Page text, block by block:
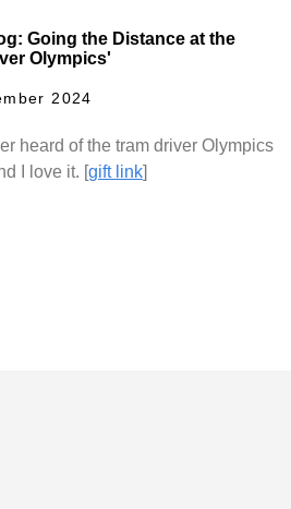
Going the Distance at the
Olympics'
2024
heard of the tram driver Olympics
I love it. [gift link]